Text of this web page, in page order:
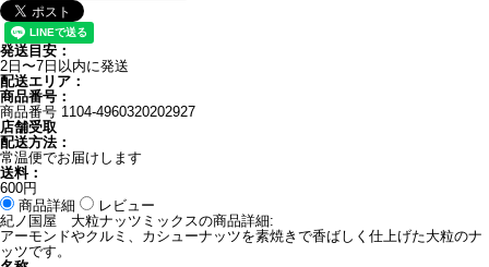
発送目安：
2日〜7日以内に発送
配送エリア：
商品番号：
商品番号 1104-4960320202927
店舗受取
配送方法：
常温便でお届けします
送料：
600円
商品詳細
レビュー
紀ノ国屋 大粒ナッツミックスの商品詳細:
アーモンドやクルミ、カシューナッツを素焼きで香ばしく仕上げた大粒のナ
ッツです。